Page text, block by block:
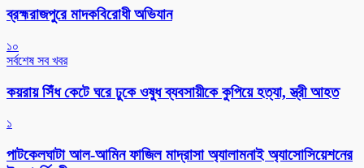
ব্রহ্মরাজপুরে মাদকবিরোধী অভিযান
১০
সর্বশেষ সব খবর
কয়রায় সিঁধ কেটে ঘরে ঢুকে ওষুধ ব্যবসায়ীকে কুপিয়ে হত্যা, স্ত্রী আহত
১
পাটকেলঘাটা আল-আমিন ফাজিল মাদ্রাসা অ্যালামনাই অ্যাসোসিয়েশনের